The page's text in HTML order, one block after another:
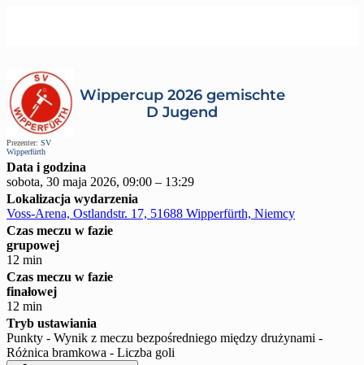
Prezenter: SV
Wipperfürth
Wippercup 2026 gemischte
D Jugend
Data i godzina
sobota, 30 maja 2026, 09:00 – 13:29
Lokalizacja wydarzenia
Voss-Arena, Ostlandstr. 17, 51688 Wipperfürth, Niemcy
Czas meczu w fazie
grupowej
12 min
Czas meczu w fazie
finałowej
12 min
Tryb ustawiania
Punkty - Wynik z meczu bezpośredniego między drużynami -
Różnica bramkowa - Liczba goli